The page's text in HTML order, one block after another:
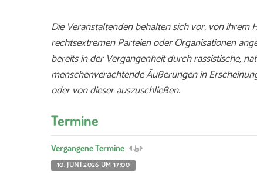
Die Veranstaltenden behalten sich vor, von ihrem
rechtsextremen Parteien oder Organisationen
bereits in der Vergangenheit durch rassistische,
menschenverachtende Äußerungen in
oder von dieser auszuschließen.
Termine
Vergangene Termine
10. JUNI 2026 UM 17:00